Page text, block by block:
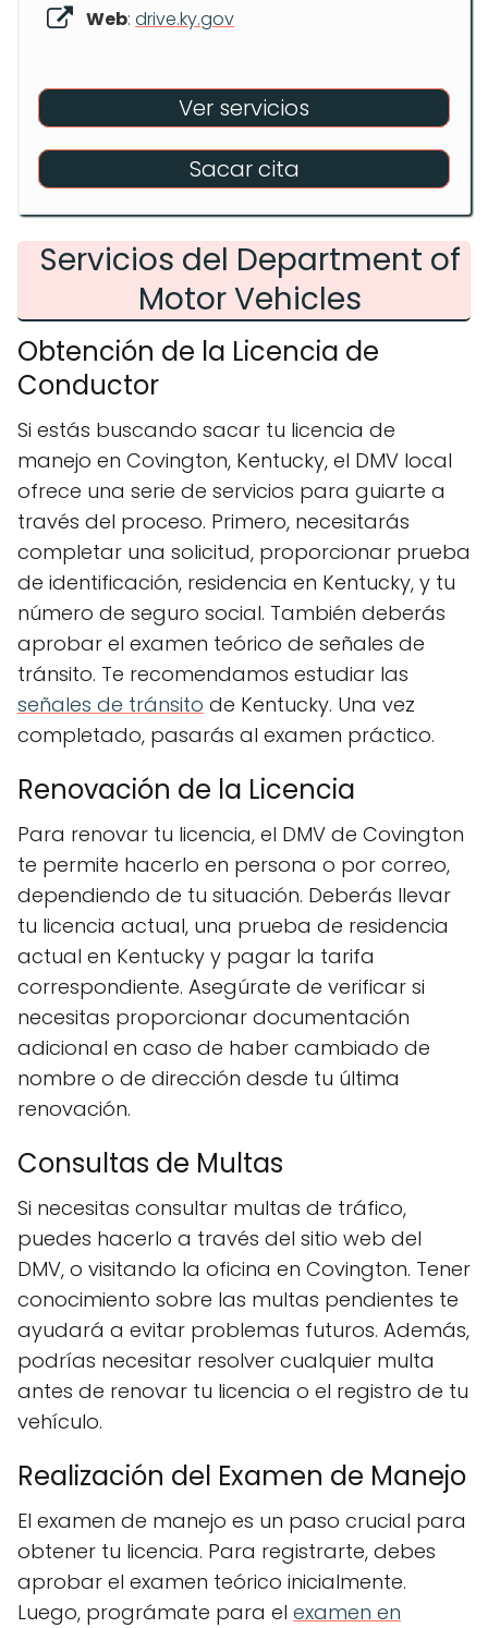
Web: drive.ky.gov
Ver servicios
Sacar cita
Servicios del Department of
Motor Vehicles
Obtención de la Licencia de
Conductor
Si estás buscando sacar tu licencia de
manejo en Covington, Kentucky, el DMV local
ofrece una serie de servicios para guiarte a
través del proceso. Primero, necesitarás
completar una solicitud, proporcionar prueba
de identificación, residencia en Kentucky, y tu
número de seguro social. También deberás
aprobar el examen teórico de señales de
tránsito. Te recomendamos estudiar las
señales de tránsito de Kentucky. Una vez
completado, pasarás al examen práctico.
Renovación de la Licencia
Para renovar tu licencia, el DMV de Covington
te permite hacerlo en persona o por correo,
dependiendo de tu situación. Deberás llevar
tu licencia actual, una prueba de residencia
actual en Kentucky y pagar la tarifa
correspondiente. Asegúrate de verificar si
necesitas proporcionar documentación
adicional en caso de haber cambiado de
nombre o de dirección desde tu última
renovación.
Consultas de Multas
Si necesitas consultar multas de tráfico,
puedes hacerlo a través del sitio web del
DMV, o visitando la oficina en Covington. Tener
conocimiento sobre las multas pendientes te
ayudará a evitar problemas futuros. Además,
podrías necesitar resolver cualquier multa
antes de renovar tu licencia o el registro de tu
vehículo.
Realización del Examen de Manejo
El examen de manejo es un paso crucial para
obtener tu licencia. Para registrarte, debes
aprobar el examen teórico inicialmente.
Luego, prográmate para el examen en